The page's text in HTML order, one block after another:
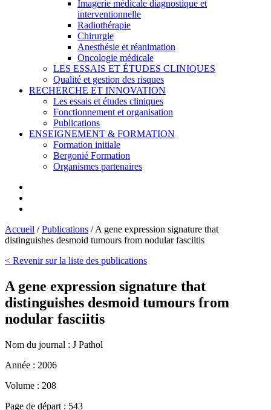
Imagerie médicale diagnostique et
interventionnelle
Radiothérapie
Chirurgie
Anesthésie et réanimation
Oncologie médicale
LES ESSAIS ET ÉTUDES CLINIQUES
Qualité et gestion des risques
RECHERCHE ET INNOVATION
Les essais et études cliniques
Fonctionnement et organisation
Publications
ENSEIGNEMENT & FORMATION
Formation initiale
Bergonié Formation
Organismes partenaires
Accueil /Publications /A gene expression signature that
distinguishes desmoid tumours from nodular fasciitis
< Revenir sur la liste des publications
A gene expression signature that
distinguishes desmoid tumours from
nodular fasciitis
Nom du journal : J Pathol
Année : 2006
Volume : 208
Page de départ : 543